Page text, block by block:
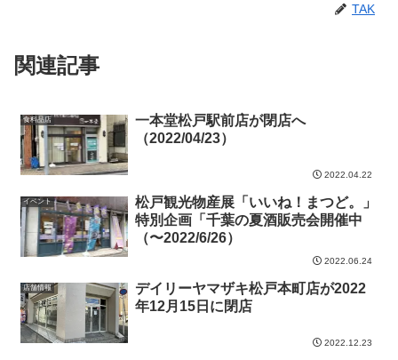
TAK
関連記事
食料品店
一本堂松戸駅前店が閉店へ
（2022/04/23）
2022.04.22
イベント
松戸観光物産展「いいね！まつど。」
特別企画「千葉の夏酒販売会開催中
（〜2022/6/26）
2022.06.24
店舗情報
デイリーヤマザキ松戸本町店が2022
年12月15日に閉店
2022.12.23